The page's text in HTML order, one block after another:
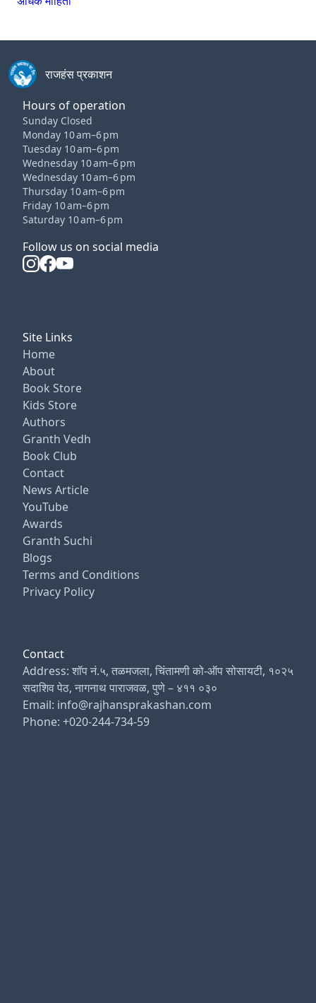
राजहंस प्रकाशन
Hours of operation
Sunday Closed
Monday 10 am–6 pm
Tuesday 10 am–6 pm
Wednesday 10 am–6 pm
Wednesday 10 am–6 pm
Thursday 10 am–6 pm
Friday 10 am–6 pm
Saturday 10 am–6 pm
Follow us on social media
Site Links
Home
About
Book Store
Kids Store
Authors
Granth Vedh
Book Club
Contact
News Article
YouTube
Awards
Granth Suchi
Blogs
Terms and Conditions
Privacy Policy
Contact
Address: शॉप नं.५, तळमजला, चिंतामणी को-ऑप सोसायटी, १०२५
सदाशिव पेठ, नागनाथ पाराजवळ, पुणे – ४११ ०३०
Email: info@rajhansprakashan.com
Phone: +020-244-734-59